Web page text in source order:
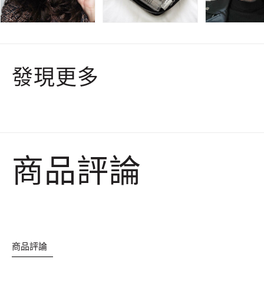
發現更多
商品評論
商品評論